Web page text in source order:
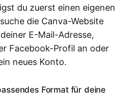
du zuerst einen eigenen
die Canva-Website
E-Mail-Adresse,
Facebook-Profil an oder
neues Konto.
Format für deine